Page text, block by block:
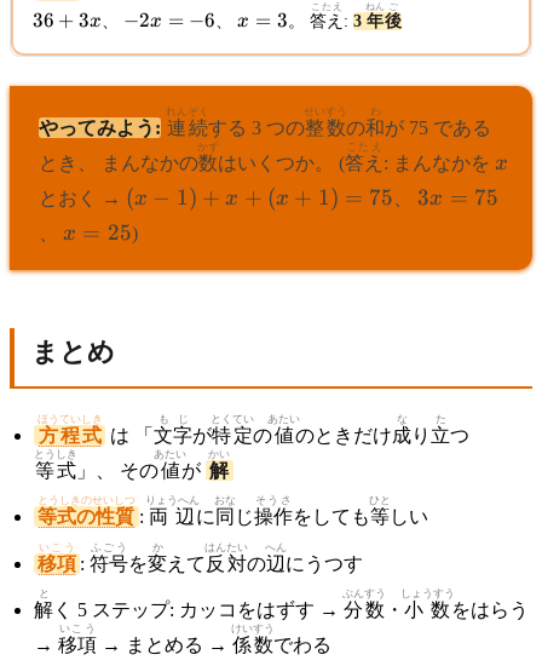
+ x
=
3(12
+ x)
+
x
=
36
3x
36 + 3x
-2x
−2x = −6 、x
x = 3 。 答え
こたえ
: 3 年
ねん
後
ご
やってみよう: 連続
れんぞく
する 3 つの整数
せいすう
の和
わ
が 75 である
とき、 まんなかの数
かず
はいくつか。 (答え
こたえ
: まんなかを x
x
とおく → (x-1)+x+
(x+1)=75
(x − 1) + x + (x + 1) = 75 、3x=75
3x = 75
x=25
x = 25)
まとめ
方程式
ほうていしき
は 「 文字
もじ
が特定
とくてい
の値
あたい
のときだけ成
な
り 立
た
つ
等式
とうしき
」、 その値
あたい
が 解
かい
等式の性質
とうしきのせいしつ
: 両辺
りょうへん
に 同
おな
じ操作
そうさ
をしても等
ひと
しい
移項
いこう
: 符号
ふごう
を変
か
えて 反対
はんたい
の辺
へん
にうつす
解
と
く 5 ステップ: カッコをはずす → 分数
ぶんすう
・ 小数
しょうすう
をはらう
→ 移項
いこう
→ まとめる → 係数
けいすう
でわる